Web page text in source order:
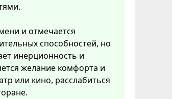
и отмечается
способностей, но
инерционность и
желание комфорта и
или кино, расслабиться